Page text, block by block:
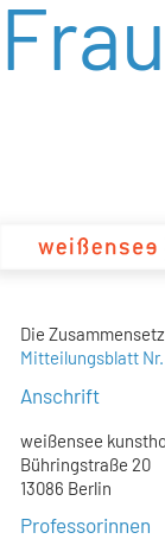
zum
Inhalt
Die
Mitteilungsblatt
Anschrift
weißensee
Bühringstraße 20
13086 Berlin
Professorinnen